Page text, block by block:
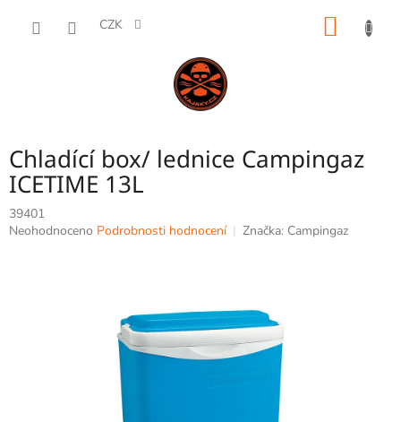
CZK
Chladící box/ lednice Campingaz
ICETIME 13L
39401
Průměrné
Neohodnoceno Podrobnosti hodnocení Značka: Campingaz